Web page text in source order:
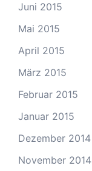
Juni 2015
Mai 2015
April 2015
März 2015
Februar 2015
Januar 2015
Dezember 2014
November 2014